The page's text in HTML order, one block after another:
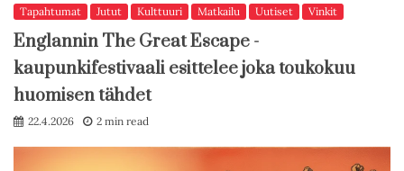
Tapahtumat Jutut Kulttuuri Matkailu Uutiset Vinkit
Englannin The Great Escape -
kaupunkifestivaali esittelee joka toukokuu
huomisen tähdet
22.4.2026 2 min read